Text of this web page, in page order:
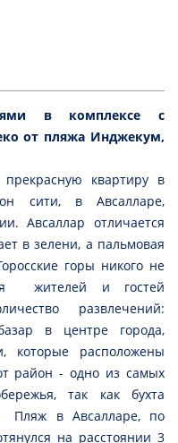
в комплексе с
от пляжа Инджекум,
квартиру в
сити, в Авсалларе,
Авсаллар отличается
в зелени, а пальмовая
горы никого не
жителей и гостей
развлечений:
в центре города,
которые расположены
район - одно из самых
так как бухта
Пляж в Авсалларе, по
на расстоянии 3